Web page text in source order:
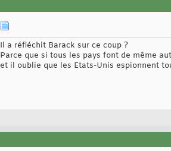
Il a réfléchit Barack sur ce coup ?
Parce que si tous les pays font de même
et il oublie que les Etats-Unis espionnent